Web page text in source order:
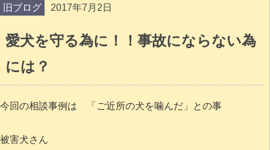
旧ブログ 2017年7月2日
愛犬を守る為に！！事故にならない為
には？
今回の相談事例は 「ご近所の犬を噛んだ」との事
被害犬さん